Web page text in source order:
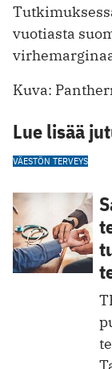
vuotiasta
Kuva:
Lue lisää
VÄESTÖN TERVEYS